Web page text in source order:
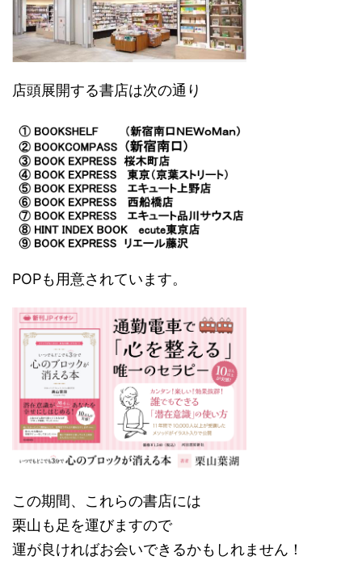
店頭展開する書店は次の通り
POPも用意されています。
この期間、これらの書店には
栗山も足を運びますので
運が良ければお会いできるかもしれません！